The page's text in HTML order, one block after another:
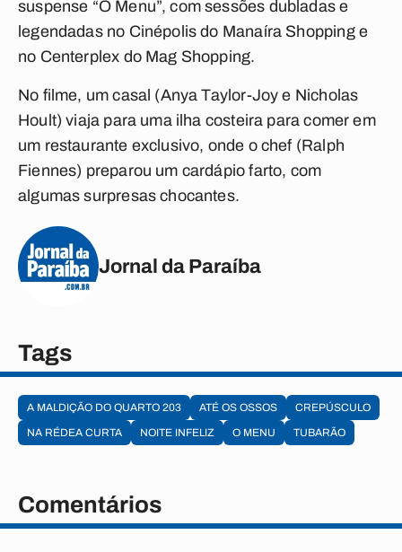
suspense “O Menu”, com sessões dubladas e
legendadas no Cinépolis do Manaíra Shopping e
no Centerplex do Mag Shopping.
No filme, um casal (Anya Taylor-Joy e Nicholas
Hoult) viaja para uma ilha costeira para comer em
um restaurante exclusivo, onde o chef (Ralph
Fiennes) preparou um cardápio farto, com
algumas surpresas chocantes.
Jornal da Paraíba
Tags
A MALDIÇÃO DO QUARTO 203 ATÉ OS OSSOS
CREPÚSCULO
NA RÉDEA CURTA
NOITE INFELIZ O MENU TUBARÃO
Comentários